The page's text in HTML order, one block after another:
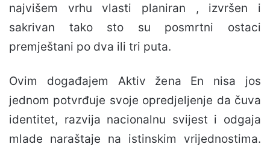
najvišem vrhu vlasti planiran , izvršen i
sakrivan tako sto su posmrtni ostaci
premještani po dva ili tri puta.
Ovim događajem Aktiv žena En nisa jos
jednom potvrđuje svoje opredjeljenje da čuva
identitet, razvija nacionalnu svijest i odgaja
mlade naraštaje na istinskim vrijednostima.